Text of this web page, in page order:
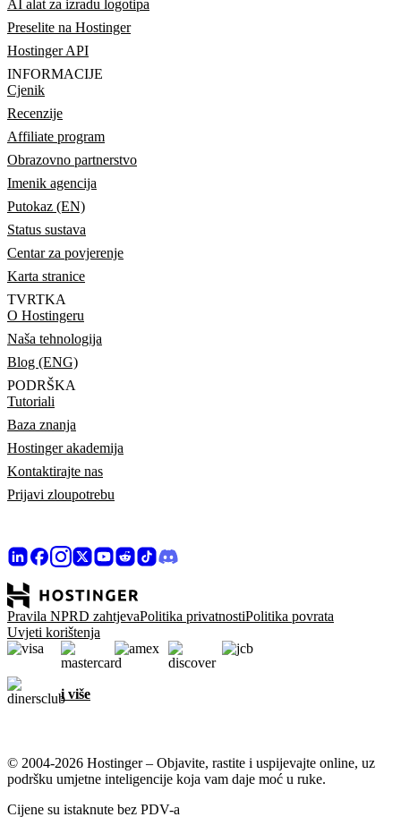
AI alat za izradu logotipa
Preselite na Hostinger
Hostinger API
INFORMACIJE
Cjenik
Recenzije
Affiliate program
Obrazovno partnerstvo
Imenik agencija
Putokaz (EN)
Status sustava
Centar za povjerenje
Karta stranice
TVRTKA
O Hostingeru
Naša tehnologija
Blog (ENG)
PODRŠKA
Tutoriali
Baza znanja
Hostinger akademija
Kontaktirajte nas
Prijavi zloupotrebu
Pravila NPRD zahtjevaPolitika privatnostiPolitika povrata
Uvjeti korištenja
i više
© 2004-2026 Hostinger – Objavite, rastite i uspijevajte online, uz
podršku umjetne inteligencije koja vam daje moć u ruke.
Cijene su istaknute bez PDV-a